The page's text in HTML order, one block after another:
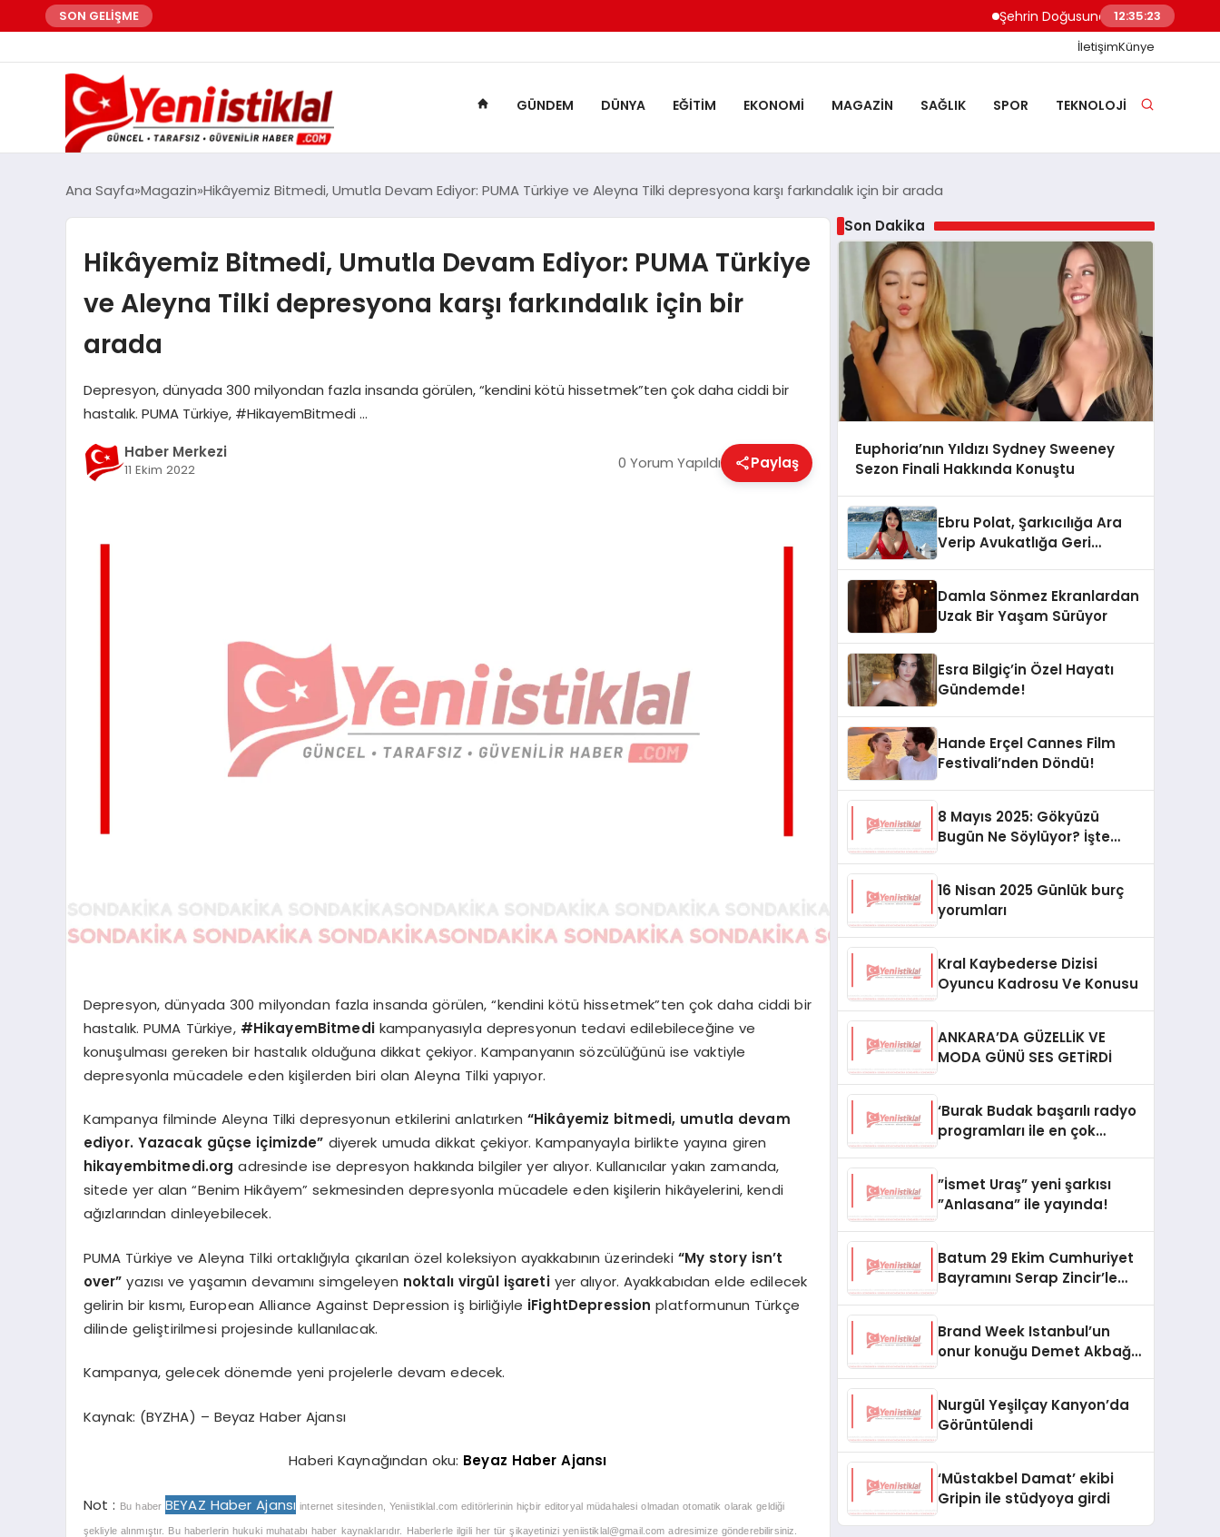
SON GELİŞME Şehrin Doğusundan Boğaz Kıyılarına
12:35:24
İletişimKünye
GÜNDEM DÜNYA EĞITIM EKONOMI MAGAZIN SAĞLIK SPOR TEKNOLOJI
Ana Sayfa Magazin Hikâyemiz Bitmedi, Umutla Devam Ediyor: PUMA Türkiye ve Aleyna Tilki depresyona karşı farkındalık için bir arada
Hikâyemiz Bitmedi, Umutla Devam Ediyor: PUMA Türkiye
ve Aleyna Tilki depresyona karşı farkındalık için bir
arada
Depresyon, dünyada 300 milyondan fazla insanda görülen, “kendini kötü hissetmek”ten çok daha ciddi bir
hastalık. PUMA Türkiye, #HikayemBitmedi …
Haber Merkezi
11 Ekim 2022 0 Yorum Yapıldı Paylaş
Depresyon, dünyada 300 milyondan fazla insanda görülen, “kendini kötü hissetmek”ten çok daha ciddi bir
hastalık. PUMA Türkiye, #HikayemBitmedi kampanyasıyla depresyonun tedavi edilebileceğine ve
konuşulması gereken bir hastalık olduğuna dikkat çekiyor. Kampanyanın sözcülüğünü ise vaktiyle
depresyonla mücadele eden kişilerden biri olan Aleyna Tilki yapıyor.
Kampanya filminde Aleyna Tilki depresyonun etkilerini anlatırken “Hikâyemiz bitmedi, umutla devam
ediyor. Yazacak güçse içimizde” diyerek umuda dikkat çekiyor. Kampanyayla birlikte yayına giren
hikayembitmedi.org adresinde ise depresyon hakkında bilgiler yer alıyor. Kullanıcılar yakın zamanda,
sitede yer alan “Benim Hikâyem” sekmesinden depresyonla mücadele eden kişilerin hikâyelerini, kendi
ağızlarından dinleyebilecek.
PUMA Türkiye ve Aleyna Tilki ortaklığıyla çıkarılan özel koleksiyon ayakkabının üzerindeki “My story isn’t
over” yazısı ve yaşamın devamını simgeleyen noktalı virgül işareti yer alıyor. Ayakkabıdan elde edilecek
gelirin bir kısmı, European Alliance Against Depression iş birliğiyle iFightDepression platformunun Türkçe
dilinde geliştirilmesi projesinde kullanılacak.
Kampanya, gelecek dönemde yeni projelerle devam edecek.
Kaynak: (BYZHA) – Beyaz Haber Ajansı
Haberi Kaynağından oku: Beyaz Haber Ajansı
Not : Bu haber BEYAZ Haber Ajansı internet sitesinden, Yeniistiklal.com editörlerinin hiçbir editoryal müdahalesi olmadan otomatik olarak geldiği
şekliyle alınmıştır. Bu haberlerin hukuki muhatabı haber kaynaklarıdır. Haberlerle ilgili her tür şikayetiniziyeniistiklal@gmail.com adresimize gönderebilirsiniz.
Son Dakika
Euphoria’nın Yıldızı Sydney Sweeney
Sezon Finali Hakkında Konuştu
Ebru Polat, Şarkıcılığa Ara
Verip Avukatlığa Geri
Damla Sönmez Ekranlardan
Uzak Bir Yaşam Sürüyor
Esra Bilgiç’in Özel Hayatı
Gündemde!
Hande Erçel Cannes Film
Festivali’nden Döndü!
8 Mayıs 2025: Gökyüzü
Bugün Ne Söylüyor? İşte
16 Nisan 2025 Günlük burç
yorumları
Kral Kaybederse Dizisi
Oyuncu Kadrosu Ve Konusu
ANKARA’DA GÜZELLİK VE
MODA GÜNÜ SES GETİRDİ
‘Burak Budak başarılı radyo
programları ile en çok
”İsmet Uraş” yeni şarkısı
”Anlasana” ile yayında!
Batum 29 Ekim Cumhuriyet
Bayramını Serap Zincir’le
Brand Week Istanbul’un
onur konuğu Demet Akbağ
Nurgül Yeşilçay Kanyon’da
Görüntülendi
‘Müstakbel Damat’ ekibi
Gripin ile stüdyoya girdi